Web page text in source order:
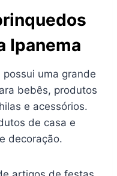
Ipanema
possui uma grande
bebês, produtos
e acessórios.
de casa e
decoração.